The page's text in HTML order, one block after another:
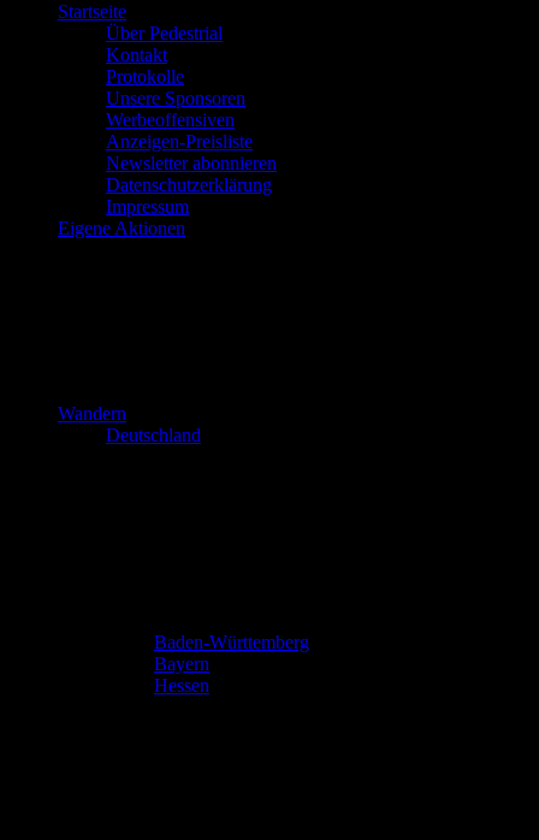
Startseite
Über Pedestrial
Kontakt
Protokolle
Unsere Sponsoren
Werbeoffensiven
Anzeigen-Preisliste
Newsletter abonnieren
Datenschutzerklärung
Impressum
Eigene Aktionen
Wandern
Deutschland
Baden-Württemberg
Bayern
Hessen